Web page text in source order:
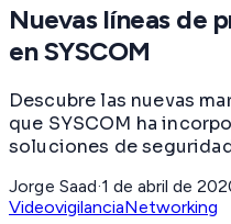
Nuevas líneas de
en SYSCOM
Descubre las nuevas
que SYSCOM ha
soluciones de
Jorge Saad·1 de abril de
VideovigilanciaNetworking